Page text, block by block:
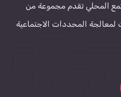
المحلي تقدم مجموعة من
المحددات الاجتماعية